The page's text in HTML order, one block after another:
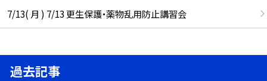
7/13( 月 ) 7/13 更生保護・薬物乱用防止講習会
過去記事